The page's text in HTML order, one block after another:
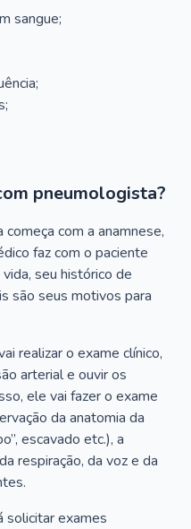
sangue;
pneumologista?
com a anamnese,
faz com o paciente
seu histórico de
são seus motivos para
realizar o exame clínico,
arterial e ouvir os
ele vai fazer o exame
da anatomia da
escavado etc.), a
respiração, da voz e da
solicitar exames